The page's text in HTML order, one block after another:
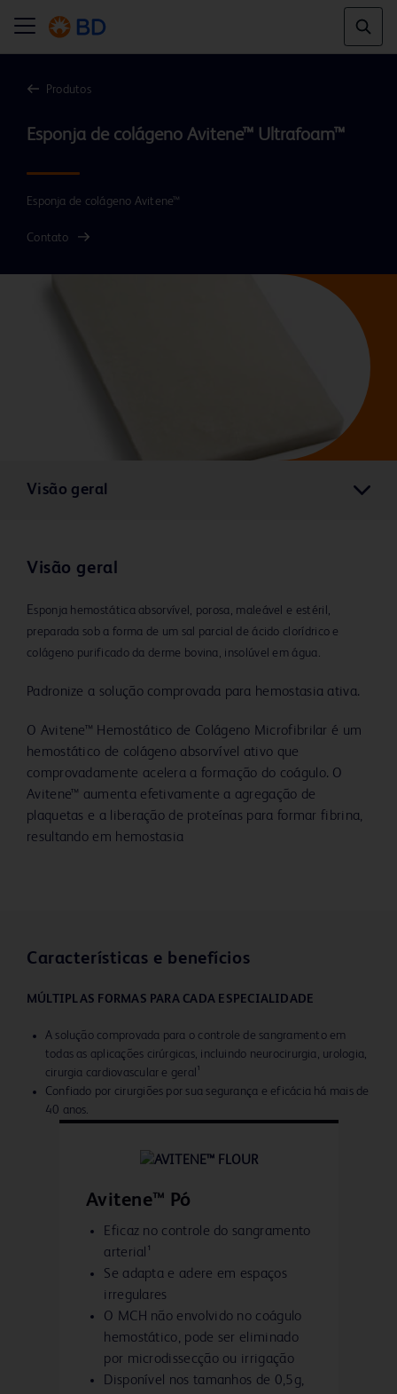
Produtos
Esponja de colágeno Avitene™ Ultrafoam™
Esponja de colágeno Avitene™
Contato
Visão geral
Visão geral
Esponja hemostática absorvível, porosa, maleável e estéril,
preparada sob a forma de um sal parcial de ácido clorídrico e
colágeno purificado da derme bovina, insolúvel em água.
Padronize a solução comprovada para hemostasia ativa.
O Avitene™ Hemostático de Colágeno Microfibrilar é um
hemostático de colágeno absorvível ativo que
comprovadamente acelera a formação do coágulo. O
Avitene™ aumenta efetivamente a agregação de
plaquetas e a liberação de proteínas para formar fibrina,
resultando em hemostasia
Características e benefícios
MÚLTIPLAS FORMAS PARA CADA ESPECIALIDADE
A solução comprovada para o controle de sangramento em
todas as aplicações cirúrgicas, incluindo neurocirurgia, urologia,
cirurgia cardiovascular e geral¹
Confiado por cirurgiões por sua segurança e eficácia há mais de
40 anos.
Avitene™ Pó
Eficaz no controle do sangramento
arterial¹
Se adapta e adere em espaços
irregulares
O MCH não envolvido no coágulo
hemostático, pode ser eliminado
por microdissecção ou irrigação
Disponível nos tamanhos de 0,5g,